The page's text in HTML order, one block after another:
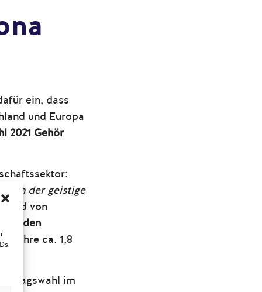
ein, dass
und Europa
2021 Gehör
der geistige
von
den
ihre ca. 1,8
im